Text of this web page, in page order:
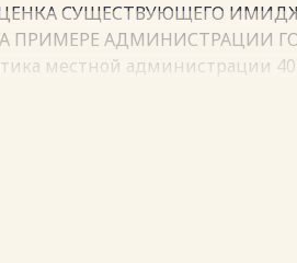
СУЩЕСТВУЮЩЕГО
АДМИНИСТРАЦИИ
местной администрации 40
имиджа местной
предложенных